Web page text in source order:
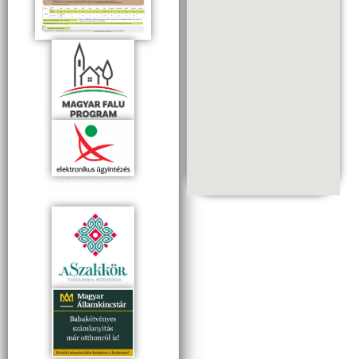
Ügyintézés szabadon